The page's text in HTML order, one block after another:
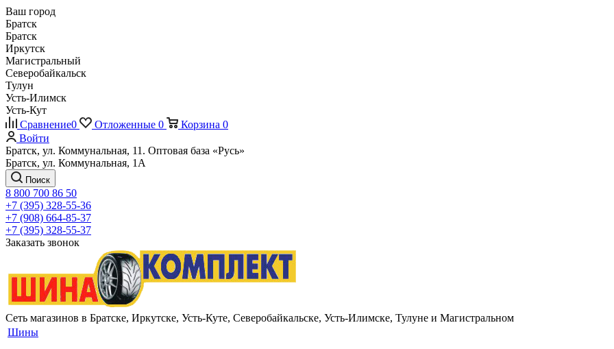
Ваш город
Братск
Братск
Иркутск
Магистральный
Северобайкальск
Тулун
Усть-Илимск
Усть-Кут
Сравнение0 Отложенные 0 Корзина 0
Войти
Братск, ул. Коммунальная, 11. Оптовая база «Русь»
Братск, ул. Коммунальная, 1А
Поиск
8 800 700 86 50
+7 (395) 328-55-36
+7 (908) 664-85-37
+7 (395) 328-55-37
Заказать звонок
Сеть магазинов в Братске, Иркутске, Усть-Куте, Северобайкальске, Усть-Илимске, Тулуне и Магистральном
Шины